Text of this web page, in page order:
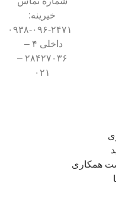
خیرینه:
۰۹۳۸-۰۹۶-۲۴۷۱
داخلی ۴ –
۲۸۴۲۷۰۳۶ –
۰۲۱
همکاری